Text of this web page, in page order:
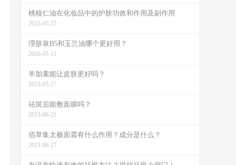
桃核仁油在化妆品中的护肤功效和作用及副作用
2023-05-25
理肤泉B5和玉兰油哪个更好用？
2026-05-13
羊胎素能让皮肤更好吗？
2023-05-27
祛斑后能敷面膜吗？
2023-06-21
佰草集太极面霜有什么作用？成分是什么？
2023-06-27